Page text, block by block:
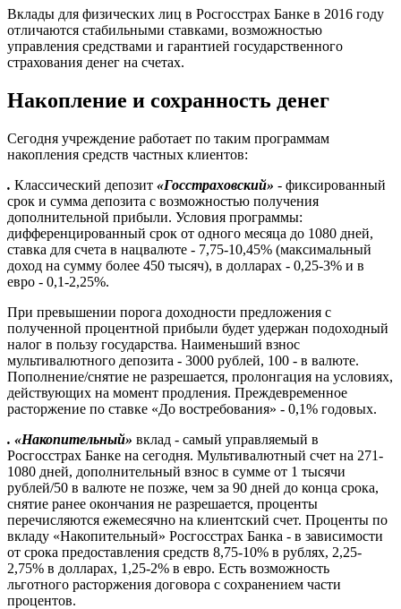
Вклады для физических лиц в Росгосстрах Банке в 2016 году
отличаются стабильными ставками, возможностью
управления средствами и гарантией государственного
страхования денег на счетах.
Накопление и сохранность денег
Сегодня учреждение работает по таким программам
накопления средств частных клиентов:
. Классический депозит «Госстраховский» - фиксированный
срок и сумма депозита с возможностью получения
дополнительной прибыли. Условия программы:
дифференцированный срок от одного месяца до 1080 дней,
ставка для счета в нацвалюте - 7,75-10,45% (максимальный
доход на сумму более 450 тысяч), в долларах - 0,25-3% и в
евро - 0,1-2,25%.
При превышении порога доходности предложения с
полученной процентной прибыли будет удержан подоходный
налог в пользу государства. Наименьший взнос
мультивалютного депозита - 3000 рублей, 100 - в валюте.
Пополнение/снятие не разрешается, пролонгация на условиях,
действующих на момент продления. Преждевременное
расторжение по ставке «До востребования» - 0,1% годовых.
. «Накопительный» вклад - самый управляемый в
Росгосстрах Банке на сегодня. Мультивалютный счет на 271-
1080 дней, дополнительный взнос в сумме от 1 тысячи
рублей/50 в валюте не позже, чем за 90 дней до конца срока,
снятие ранее окончания не разрешается, проценты
перечисляются ежемесячно на клиентский счет. Проценты по
вкладу «Накопительный» Росгосстрах Банка - в зависимости
от срока предоставления средств 8,75-10% в рублях, 2,25-
2,75% в долларах, 1,25-2% в евро. Есть возможность
льготного расторжения договора с сохранением части
процентов.